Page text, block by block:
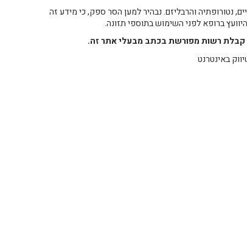
נטורופתיה והרבליזם. נבהיר למען הסר ספק, כי מידע זה
ברופא לפני השימוש בתוספי תזונה.
קבלת רשות מפורשת בכתב מבעלי אתר זה.
באינטרנט